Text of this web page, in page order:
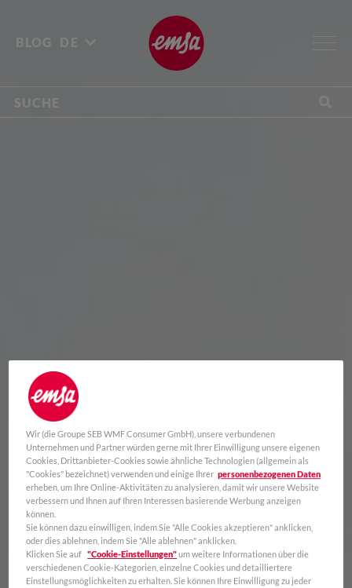
BLOG DE
Wir (die Groupe SEB WMF Consumer GmbH), unsere verbundenen
Unternehmen und Partner würden gerne mit Ihrer Einwilligung unsere eigenen
Cookies, Drittanbieter-Cookies sowie ähnliche Technologien (allgemein als
"Cookies" bezeichnet) verwenden und einige Ihrer personenbezogenen Daten
erheben, um Ihre Online-Aktivitäten zu analysieren, damit wir unsere Website
verbessern und Ihnen auf Ihren Interessen basierende Werbung anzeigen
können.
Sie können dazu einwilligen, indem Sie "Alle Cookies akzeptieren" anklicken,
oder dies ablehnen, indem Sie "Alle ablehnen" anklicken.
Klicken Sie auf "Cookie-Einstellungen"um weitere Informationen über die
verschiedenen Cookie-Kategorien, einzelne Cookies und detailliertere
Einstellungsmöglichkeiten zu erhalten. Sie können Ihre Einwilligung zu jeder